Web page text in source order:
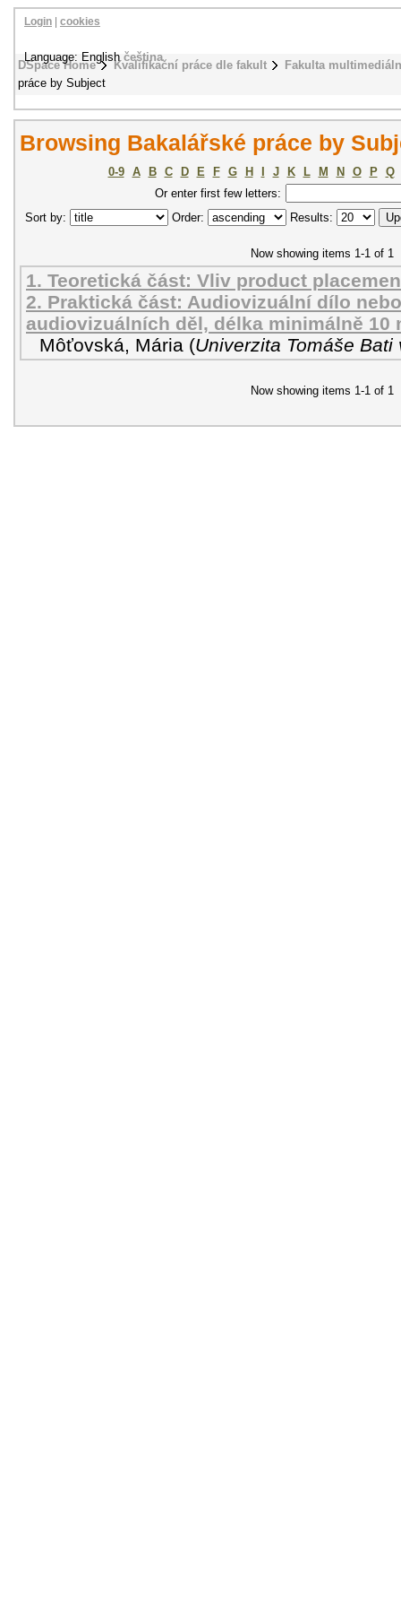
DSpace Home Kvalifikační práce dle fakult
Fakulta
práce by Subject
Login cookies
Language: Englishčeština
Browsing Bakalářské práce by
0-9 A B C D E F G H J K L M N O P
Q
Or enter first few letters:
Sort by:
Order: Results:
Now showing items 1-1 of 1
1. Teoretická část: Vliv product
2. Praktická část: Audiovizuální dílo
audiovizuálních děl, délka minimálně 10
Môťovská, Mária (Univerzita Tomáše Bati
Now showing items 1-1 of 1